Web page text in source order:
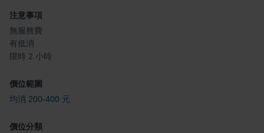
注意事項
無服務費
有低消
限時 2 小時
價位範圍
均消 200-400 元
價位分類